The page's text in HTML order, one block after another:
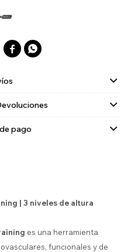
 
pago
| 3 niveles de altura
es una herramienta
funcionales y de